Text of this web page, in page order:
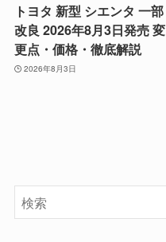
トヨタ 新型 シエンタ 一部
改良 2026年8月3日発売 変
更点・価格・徹底解説
2026年8月3日